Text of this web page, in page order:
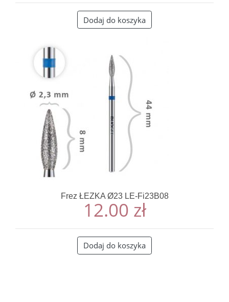
Dodaj do koszyka
Frez ŁEZKA Ø23 LE-Fi23B08
12.00 zł
Dodaj do koszyka